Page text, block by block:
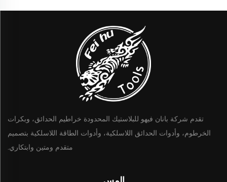
تقدم شركة بانان فيهو للبلاستيك المحدودة خراطيم الحدائق، وبكرات
الخرطوم، وأدوات الحدائق اللاسلكية، وأدوات الطاقة اللاسلكية بتصميم
متقدم ومتين وابتكاري.